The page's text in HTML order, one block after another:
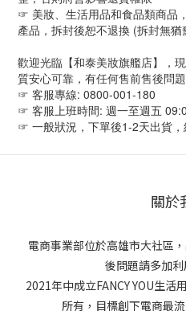
☞ 美妝、生活用品和食品類商品
產品，拆封後恕不退換 (拆封無
歡迎光臨【和泰美妝旗艦店】，
質安心可靠，有任何售前售後問
☞ 客服專線: 0800-001-180
☞ 客服上班時間: 週一至週五
☞ 一般狀況，下單後1-2天出貨
關於
電商事業部位於高雄市大社區
後問題請多加
2021年中成立FANCY YOU生
所有，目標創下電商最